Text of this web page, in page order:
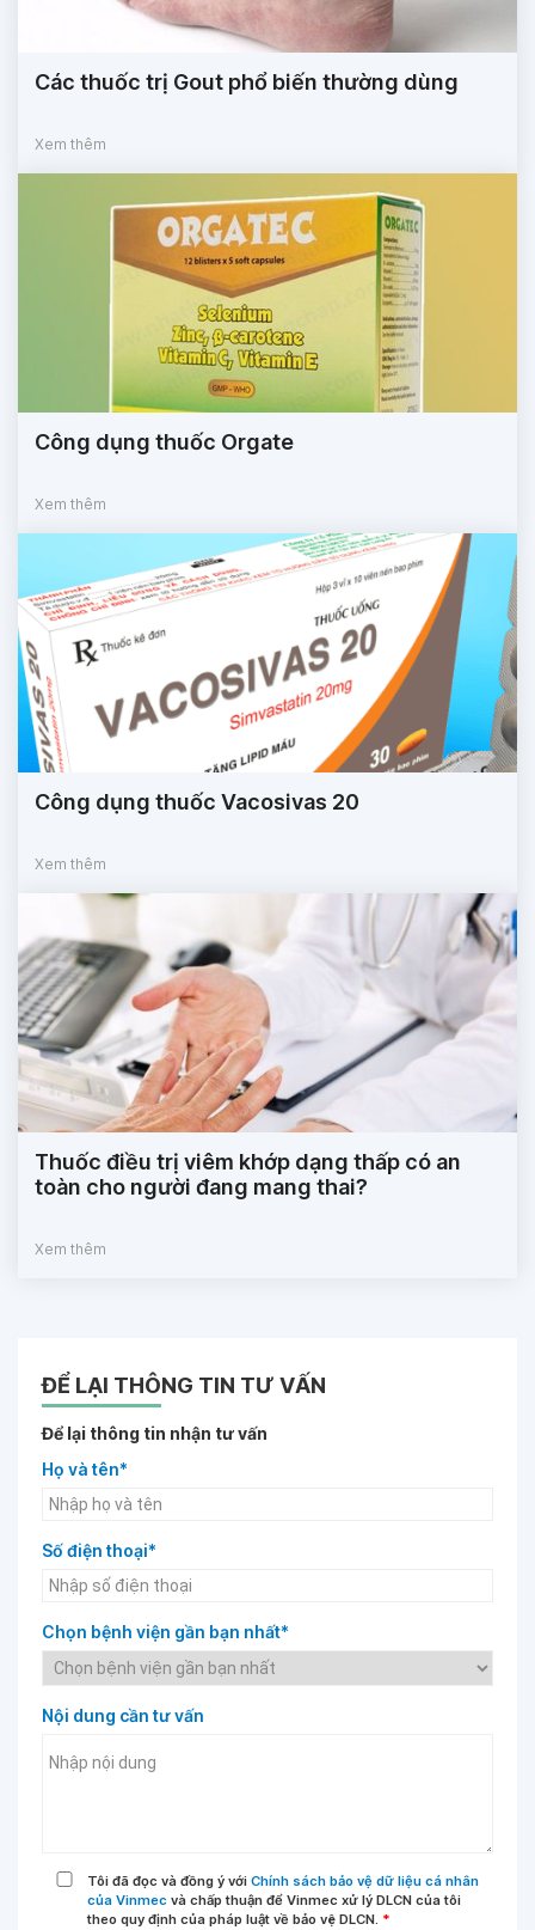
Các thuốc trị Gout phổ biến thường dùng
Xem thêm
Công dụng thuốc Orgate
Xem thêm
Công dụng thuốc Vacosivas 20
Xem thêm
Thuốc điều trị viêm khớp dạng thấp có an
toàn cho người đang mang thai?
Xem thêm
ĐỂ LẠI THÔNG TIN TƯ VẤN
Để lại thông tin nhận tư vấn
Họ và tên*
Số điện thoại*
Chọn bệnh viện gần bạn nhất*
Nội dung cần tư vấn
Tôi đã đọc và đồng ý với Chính sách bảo vệ dữ liệu cá nhân
của Vinmec và chấp thuận để Vinmec xử lý DLCN của tôi
theo quy định của pháp luật về bảo vệ DLCN. *